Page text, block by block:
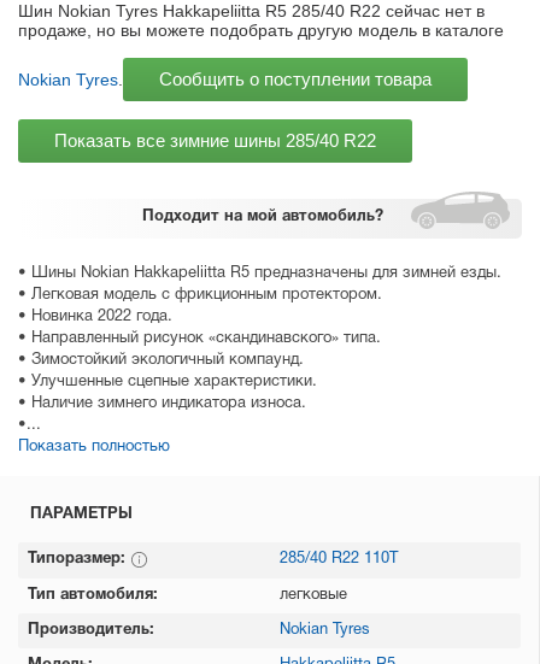
Подходит на мой автомобиль?
• Шины Nokian Hakkapeliitta R5 предназначены для зимней езды.
• Легковая модель с фрикционным протектором.
• Новинка 2022 года.
• Направленный рисунок «скандинавского» типа.
• Зимостойкий экологичный компаунд.
• Улучшенные сцепные характеристики.
• Наличие зимнего индикатора износа.
•...
Показать полностью
Шин Nokian Tyres Hakkapeliitta R5 285/40 R22 сейчас нет в
продаже, но вы можете подобрать другую модель в каталоге
Nokian Tyres Сообщить о поступлении товара
Показать все зимние шины 285/40 R22
ПАРАМЕТРЫ
Типоразмер: 285/40 R22 110T
Тип автомобиля: легковые
Производитель: Nokian Tyres